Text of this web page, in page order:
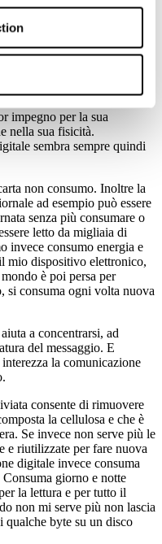
N.1/2021.
di comunicazione ci
mentre la comunicazione
impegno per la sua
nella sua fisicità.
sembra sempre quindi
non consumo. Inoltre la
ad esempio può essere
senza più consumare o
letto da migliaia di
invece consumo energia e
mio dispositivo elettronico,
è poi persa per
si consuma ogni volta nuova
a concentrarsi, ad
del messaggio. E
la comunicazione
consente di rimuovere
la cellulosa e che è
Se invece non serve più le
e riutilizzate per fare nuova
digitale invece consuma
giorno e notte
la lettura e per tutto il
non mi serve più non lascia
qualche byte su un disco